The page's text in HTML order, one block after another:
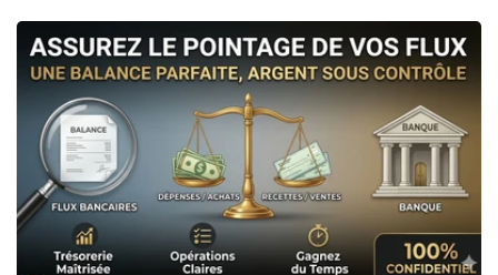
subventions, en veillant à leur conformité et à leur
optimisation. Mon objectif ? Vous aider à sécuriser vos
finances et maximiser vos opportunités. Faites appel à un
expert rigoureux et pragmatique pour une gestion
financière sereine et efficace ! 💬 WhatsApp: +261 34 83 872
16. ✉️ Email : radoramananjohary@gmail.com